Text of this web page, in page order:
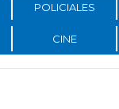
POLICIALES
CINE